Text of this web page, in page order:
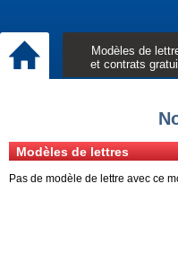
Modèles de
et contrats
Modèles de lettres
Pas de modèle de lettre avec ce